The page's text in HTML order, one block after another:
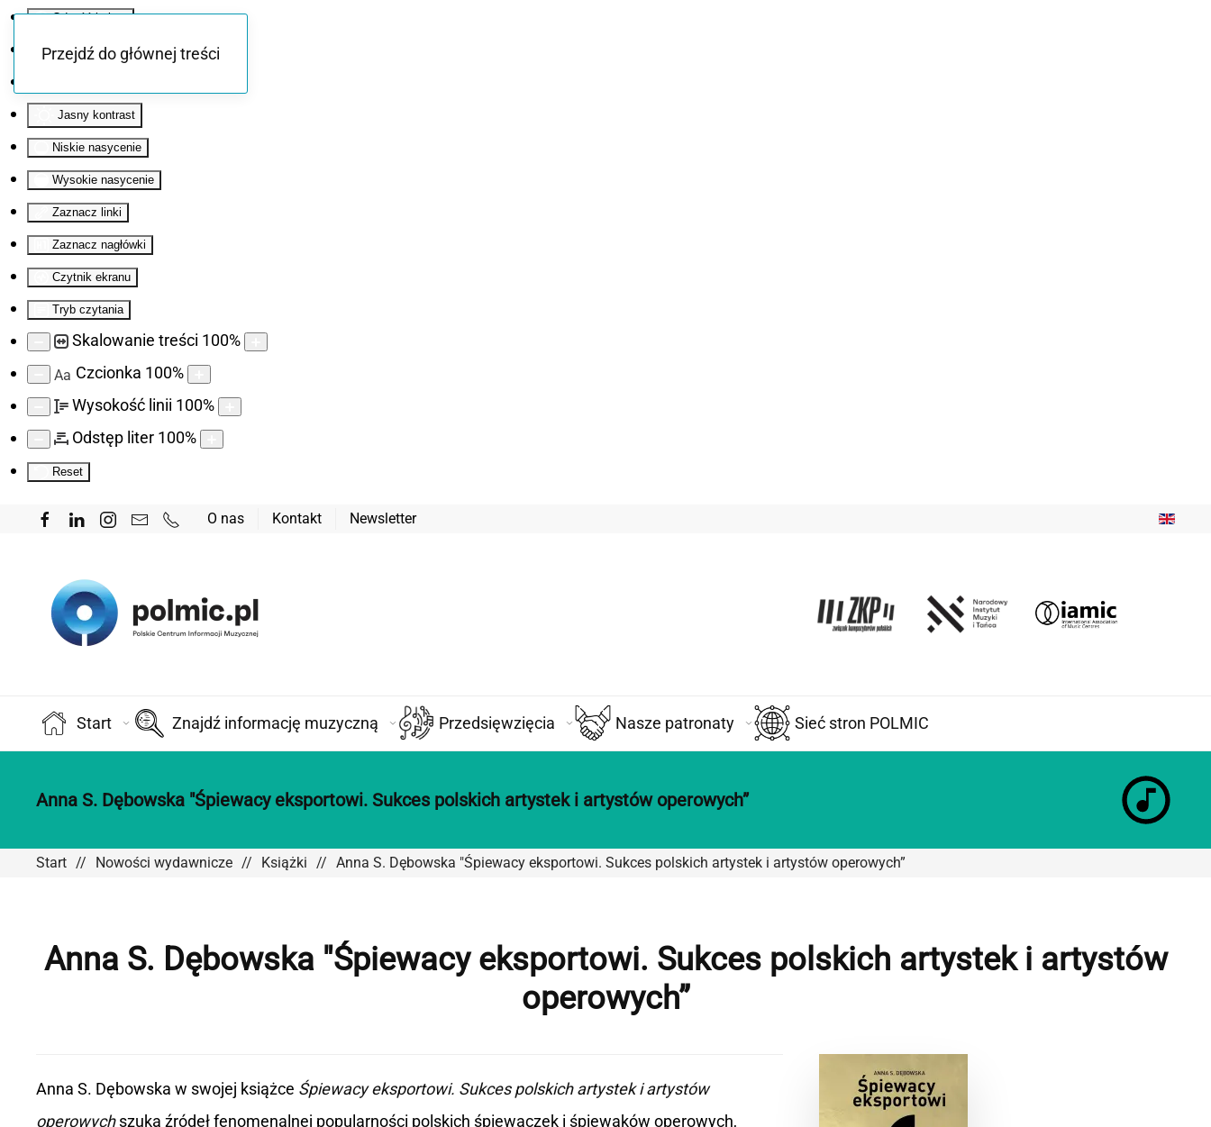
Odwróć kolory
Monochromatyczny
Jasny kontrast
Niskie nasycenie
Wysokie nasycenie
Zaznacz linki
Zaznacz nagłówki
Czytnik ekranu
Tryb czytania
Skalowanie treści 100%
Aa Czcionka 100%
Wysokość linii 100%
Odstęp liter 100%
Reset
Przejdź do głównej treści
O nas Kontakt Newsletter
Start Znajdź informację muzyczną Przedsięwzięcia Nasze patronaty Sieć stron POLMIC
Anna S. Dębowska "Śpiewacy eksportowi. Sukces polskich artystek i artystów operowych”
Start Nowości wydawnicze Książki Anna S. Dębowska "Śpiewacy eksportowi. Sukces polskich artystek i artystów operowych”
Anna S. Dębowska "Śpiewacy eksportowi. Sukces polskich artystek i artystów
operowych”
Anna S. Dębowska w swojej książce Śpiewacy eksportowi. Sukces polskich artystek i artystów
operowychszuka źródeł fenomenalnej popularności polskich śpiewaczek i śpiewaków operowych,